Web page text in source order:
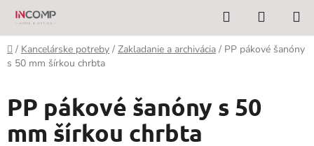
Prejsť
obsah
Hľadať
KOŠÍK
Domov
/ Kancelárske potreby / Zakladanie a archivácia / PP pákové šanóny
s 50 mm šírkou chrbta
PP pákové šanóny s 50
mm šírkou chrbta